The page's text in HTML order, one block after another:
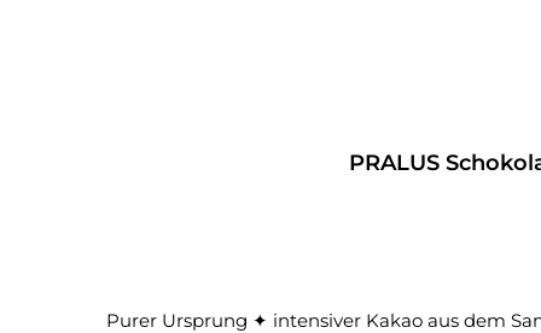
PRALUS
Purer Ursprung ✦ intensiver Kakao aus dem Sambirano-Tal Reiner Kakao, reine Herkunft, reine Leidenschaft Die PRALUS